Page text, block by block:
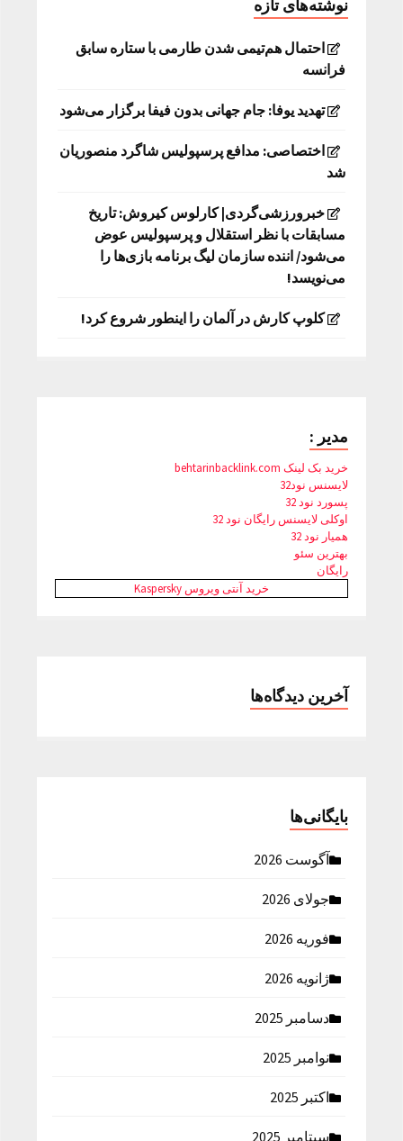
نوشته‌های تازه
احتمال هم‌تیمی شدن طارمی با ستاره سابق
فرانسه
تهدید یوفا: جام جهانی بدون فیفا برگزار می‌شود
اختصاصی: مدافع پرسپولیس شاگرد منصوریان
شد
خبرورزشی‌گردی| کارلوس کیروش: تاریخ
مسابقات با نظر استقلال و پرسپولیس عوض
می‌شود/ اننده سازمان لیگ برنامه بازی‌ها را
می‌نویسد!
کلوپ کارش در آلمان را اینطور شروع کرد!
مدیر :
خرید بک لینک behtarinbacklink.com
لایسنس نود32
پسورد نود 32
اوکلی لایسنس رایگان نود 32
همیار نود 32
بهترین سئو
رایگان
خرید آنتی ویروس Kaspersky
آخرین دیدگاه‌ها
بایگانی‌ها
آگوست 2026
جولای 2026
فوریه 2026
ژانویه 2026
دسامبر 2025
نوامبر 2025
اکتبر 2025
سپتامبر 2025